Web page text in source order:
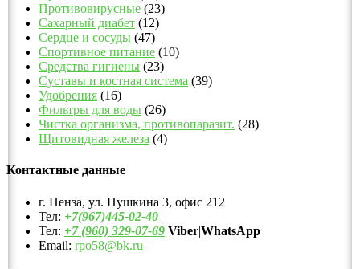
Противовирусные (23)
Сахарный диабет (12)
Сердце и сосуды (47)
Спортивное питание (10)
Средства гигиены (23)
Суставы и костная система (39)
Удобрения (16)
Фильтры для воды (26)
Чистка организма, противопаразит. (28)
Щитовидная железа (4)
Контактные данные
г. Пенза, ул. Пушкина 3, офис 212
Тел: +7(967)445-02-40
Тел: +7 (960) 329-07-69 Viber|WhatsApp
Email: rpo58@bk.ru